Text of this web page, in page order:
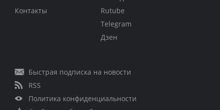
Контакты
Rutube
Telegram
Дзен
Быстрая подписка на новости
RSS
Политика конфиденциальности